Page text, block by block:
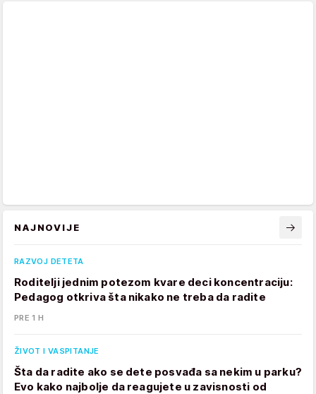
NAJNOVIJE
RAZVOJ DETETA
Roditelji jednim potezom kvare deci koncentraciju:
Pedagog otkriva šta nikako ne treba da radite
PRE 1 H
ŽIVOT I VASPITANJE
Šta da radite ako se dete posvađa sa nekim u parku?
Evo kako najbolje da reagujete u zavisnosti od